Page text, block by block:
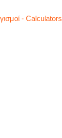
- Calculators